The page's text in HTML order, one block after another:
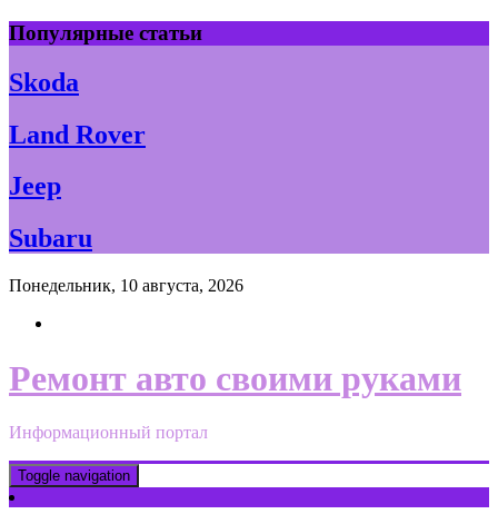
Skip
to
content
Популярные статьи
Skoda
Land Rover
Jeep
Subaru
Понедельник, 10 августа, 2026
Ремонт авто своими руками
Информационный портал
Toggle navigation